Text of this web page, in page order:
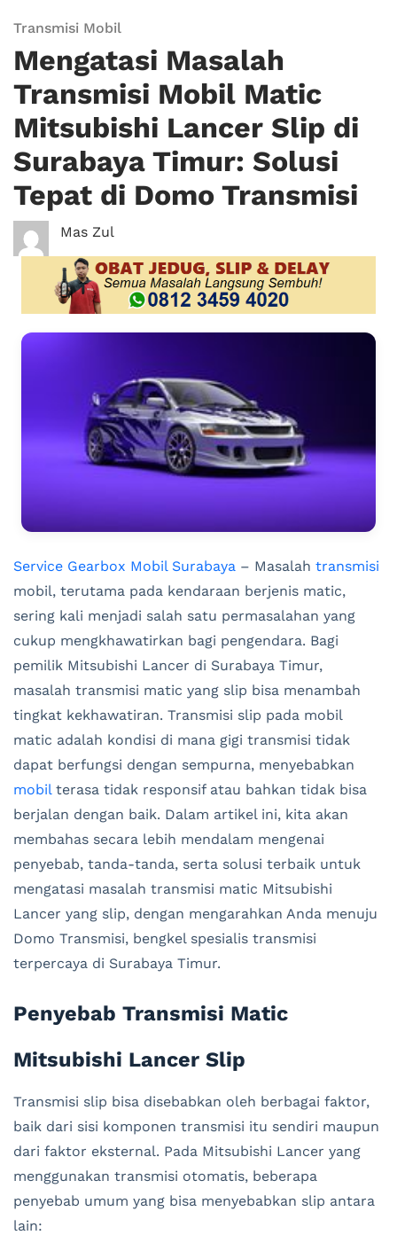
Transmisi Mobil
Mengatasi Masalah
Transmisi Mobil Matic
Mitsubishi Lancer Slip di
Surabaya Timur: Solusi
Tepat di Domo Transmisi
Mas Zul
Service Gearbox Mobil Surabaya – Masalah transmisi
mobil, terutama pada kendaraan berjenis matic,
sering kali menjadi salah satu permasalahan yang
cukup mengkhawatirkan bagi pengendara. Bagi
pemilik Mitsubishi Lancer di Surabaya Timur,
masalah transmisi matic yang slip bisa menambah
tingkat kekhawatiran. Transmisi slip pada mobil
matic adalah kondisi di mana gigi transmisi tidak
dapat berfungsi dengan sempurna, menyebabkan
mobilterasa tidak responsif atau bahkan tidak bisa
berjalan dengan baik. Dalam artikel ini, kita akan
membahas secara lebih mendalam mengenai
penyebab, tanda-tanda, serta solusi terbaik untuk
mengatasi masalah transmisi matic Mitsubishi
Lancer yang slip, dengan mengarahkan Anda menuju
Domo Transmisi, bengkel spesialis transmisi
terpercaya di Surabaya Timur.
Penyebab Transmisi Matic
Mitsubishi Lancer Slip
Transmisi slip bisa disebabkan oleh berbagai faktor,
baik dari sisi komponen transmisi itu sendiri maupun
dari faktor eksternal. Pada Mitsubishi Lancer yang
menggunakan transmisi otomatis, beberapa
penyebab umum yang bisa menyebabkan slip antara
lain: